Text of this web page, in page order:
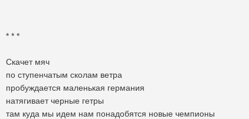
* * *
Скачет мяч
по ступенчатым сколам ветра
пробуждается маленькая германия
натягивает черные гетры
там куда мы идем нам понадобятся новые чемпионы